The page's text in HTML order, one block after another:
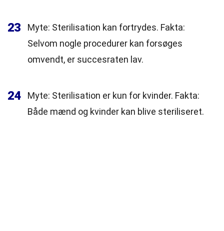
23
Myte: Sterilisation kan fortrydes. Fakta:
Selvom nogle procedurer kan forsøges
omvendt, er succesraten lav.
24
Myte: Sterilisation er kun for kvinder. Fakta:
Både mænd og kvinder kan blive steriliseret.